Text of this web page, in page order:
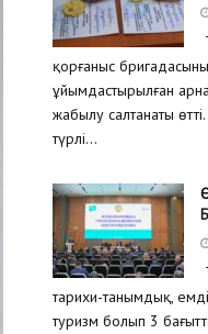
қорғаныс
ұйымдастырылған
жабылу салтанаты
түрлі...
тарихи-танымдық,
туризм болып 3